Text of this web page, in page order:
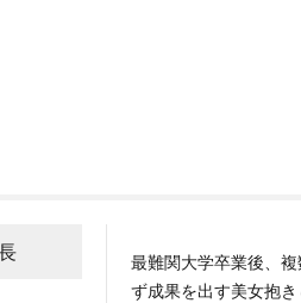
最難関大学卒業後、
ず成果を出す美女抱